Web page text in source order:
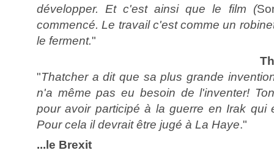
développer. Et c'est ainsi que le film (
commencé. Le travail c'est comme un
le ferment."
"Thatcher a dit que sa plus grande
n'a même pas eu besoin de l'inventer!
pour avoir participé à la guerre en Irak qui
Pour cela il devrait être jugé à La Haye."
...le Brexit